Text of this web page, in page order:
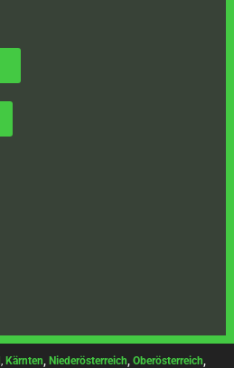
, Kärnten, Niederösterreich, Oberösterreich,